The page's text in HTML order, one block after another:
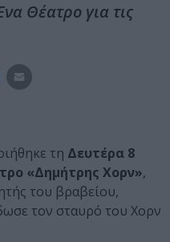
Θέατρο για τις
τη Δευτέρα 8
«Δημήτρης Χορν»,
του βραβείου,
τον σταυρό του Χορν